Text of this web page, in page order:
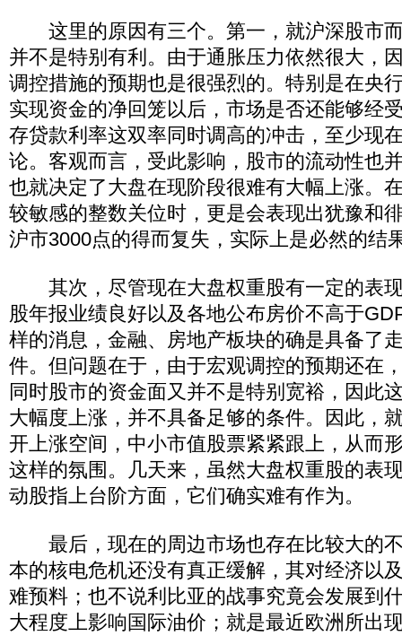
这里的原因有三个。第一，就沪深股市
并不是特别有利。由于通胀压力依然很大，
调控措施的预期也是很强烈的。特别是在央
实现资金的净回笼以后，市场是否还能够经
存贷款利率这双率同时调高的冲击，至少现
论。客观而言，受此影响，股市的流动性也
也就决定了大盘在现阶段很难有大幅上涨。
较敏感的整数关位时，更是会表现出犹豫和
沪市3000点的得而复失，实际上是必然的结
其次，尽管现在大盘权重股有一定的表
股年报业绩良好以及各地公布房价不高于
样的消息，金融、房地产板块的确是具备了
件。但问题在于，由于宏观调控的预期还在
同时股市的资金面又并不是特别宽裕，因此
大幅度上涨，并不具备足够的条件。因此，
开上涨空间，中小市值股票紧紧跟上，从而
这样的氛围。几天来，虽然大盘权重股的表
动股指上台阶方面，它们确实难有作为。
最后，现在的周边市场也存在比较大的
本的核电危机还没有真正缓解，其对经济以
难预料；也不说利比亚的战事究竟会发展到
大程度上影响国际油价；就是最近欧洲所出